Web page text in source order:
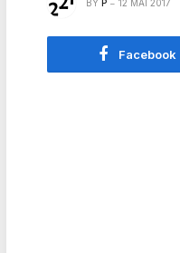
BY P 12 MAI 2017
Facebook